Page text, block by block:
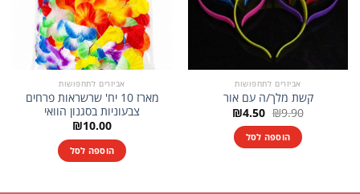
אביזרים לתחפושות
קשת מלך/ה עם אור
₪9.90 המחיר
המקורי
היה:
₪9.90.
₪4.50 המחיר
הנוכחי
הוספה לסל
אביזרים לתחפושות
מארז 10 יח' שרשראות פרחים
צבעוניות בסגנון הוואי
₪10.00
הוספה לסל